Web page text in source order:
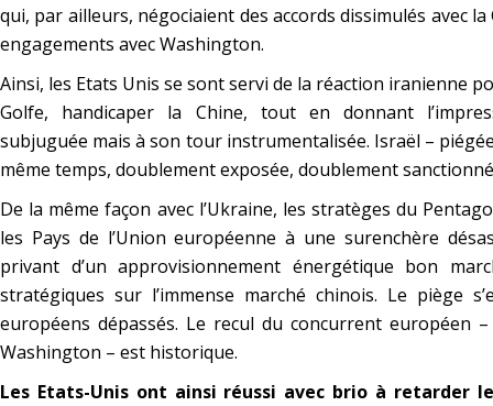
qui, par ailleurs, négociaient des accords dissimulés avec
engagements avec Washington.
Ainsi, les Etats Unis se sont servi de la réaction iranienne
Golfe, handicaper la Chine, tout en donnant
subjuguée mais à son tour instrumentalisée. Israël –
même temps, doublement exposée, doublement
De la même façon avec l’Ukraine, les stratèges du
les Pays de l’Union européenne à une surenchère
privant d’un approvisionnement énergétique bon
stratégiques sur l’immense marché chinois. Le piège
européens dépassés. Le recul du concurrent européen
Washington – est historique.
Les Etats-Unis ont ainsi réussi avec brio à retarder